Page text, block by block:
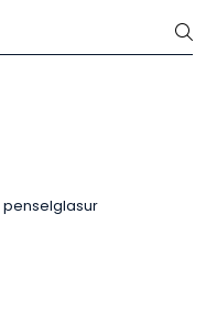
Min side for mer